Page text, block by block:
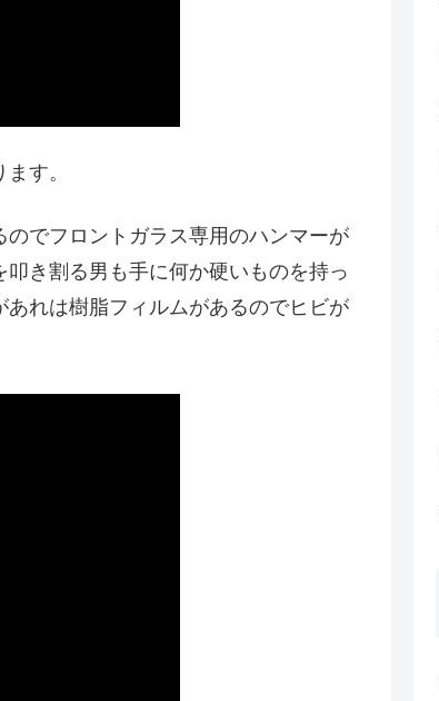
す。
でフロントガラス専用のハンマーが
き割る男も手に何か硬いものを持っ
れは樹脂フィルムがあるのでヒビが